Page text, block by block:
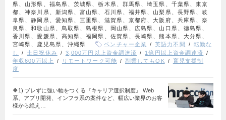
県、山形県、福島県、茨城県、栃木県、群馬県、埼玉県、千葉県、東京
都、神奈川県、新潟県、富山県、石川県、福井県、山梨県、長野県、岐
阜県、静岡県、愛知県、三重県、滋賀県、京都府、大阪府、兵庫県、奈
良県、和歌山県、鳥取県、島根県、岡山県、広島県、山口県、徳島県、
香川県、愛媛県、高知県、福岡県、佐賀県、長崎県、熊本県、大分県、
宮崎県、鹿児島県、沖縄県
ベンチャー企業 英語力不問
転勤な
し
土日祝休み 3,000万円以上資金調達済
1億円以上資金調達済
年収600万以上
リモートワーク可能 副業してもOK
育児支援制
度
🔶1) ブレずに強い軸をつくる『キャリア選択制度』 Web
系、アプリ開発、インフラ系の案件など、幅広い業界のお客
様から絶え…